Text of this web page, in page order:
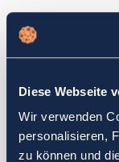
Diese Webseite
Wir verwenden
personalisieren,
zu können und